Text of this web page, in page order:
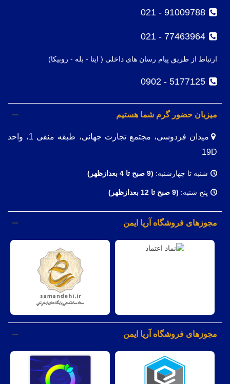
91009788 - 021
77463964 - 021
ارتباط از طریق پیام رسان های داخلی ( ایتا - بله - روبیکا)
5177125 - 0902
میزبان حضور گرم شما هستیم
میدان فردوسی، مجتمع تجارت جهانی، طبقه منفی 1، واحد
19D
شنبه تا چهارشنبه: (9 صبح تا 4 بعدازظهر)
پنج شنبه: (9 صبح تا 12 بعدازظهر)
مجوزهای فروشگاه آریا ایمن
مجوزهای فروشگاه آریا ایمن